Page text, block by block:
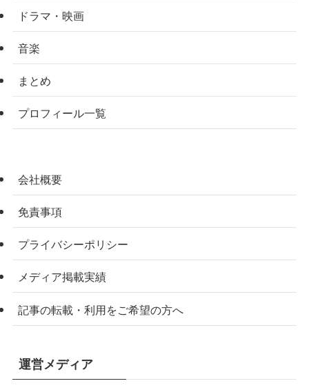
ドラマ・映画
音楽
まとめ
プロフィール一覧
会社概要
免責事項
プライバシーポリシー
メディア掲載実績
記事の転載・利用をご希望の方へ
運営メディア